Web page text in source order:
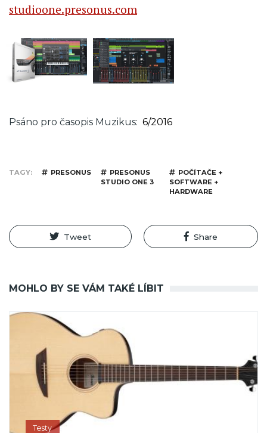
studioone.presonus.com
Psáno pro časopis Muzikus 6/2016
TAGY PRESONUS
PRESONUS
STUDIO ONE 3
POČÍTAČE +
SOFTWARE +
HARDWARE
Tweet Share
MOHLO BY SE VÁM TAKÉ LÍBIT
Testy